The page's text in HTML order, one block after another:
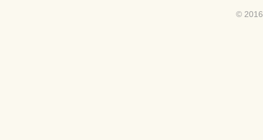
©